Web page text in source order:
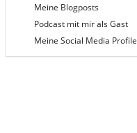
Meine Blogposts
Podcast mit mir als Gast
Meine Social Media Profile